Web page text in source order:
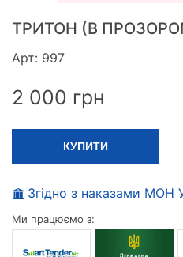
ТРИТОН (В
Арт: 997
2 000 грн
КУПИТИ
Згідно з наказами МОН
Ми працюємо з: